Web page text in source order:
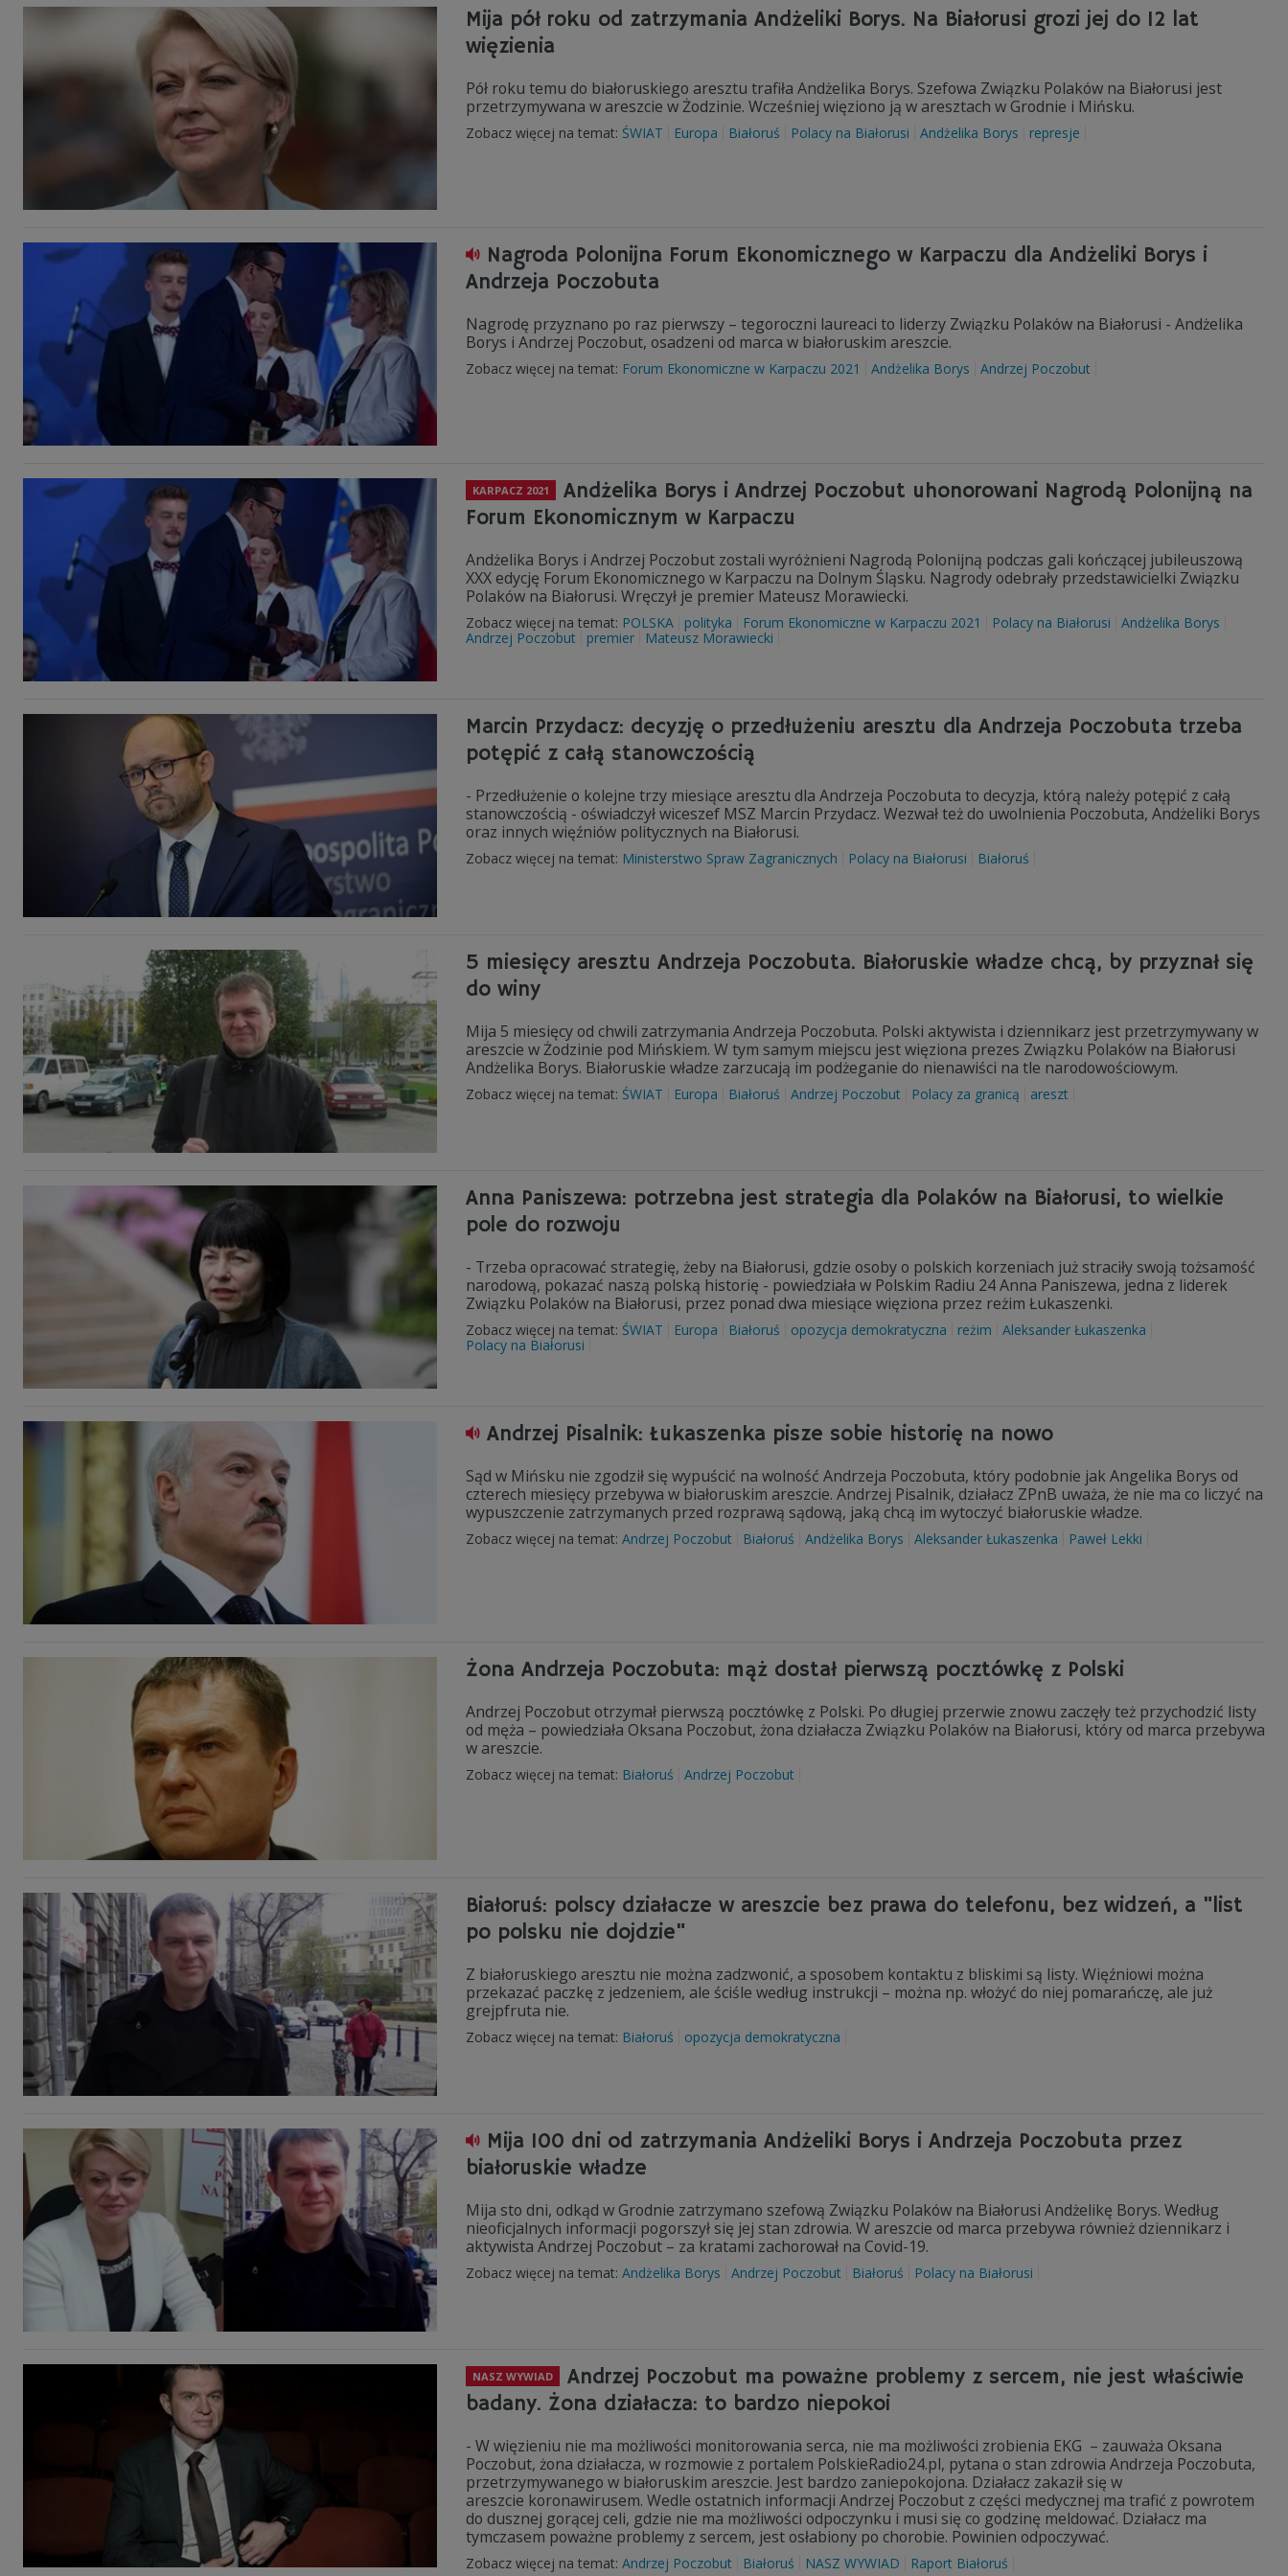
Mija pół roku od zatrzymania Andżeliki Borys. Na Białorusi grozi jej do 12 lat
więzienia
Pół roku temu do białoruskiego aresztu trafiła Andżelika Borys. Szefowa Związku Polaków na Białorusi jest
przetrzymywana w areszcie w Żodzinie. Wcześniej więziono ją w aresztach w Grodnie i Mińsku.
Zobacz więcej na temat: ŚWIAT Europa Białoruś Polacy na Białorusi Andżelika Borys represje
Nagroda Polonijna Forum Ekonomicznego w Karpaczu dla Andżeliki Borys i
Andrzeja Poczobuta
Nagrodę przyznano po raz pierwszy – tegoroczni laureaci to liderzy Związku Polaków na Białorusi - Andżelika
Borys i Andrzej Poczobut, osadzeni od marca w białoruskim areszcie.
Zobacz więcej na temat: Forum Ekonomiczne w Karpaczu 2021 Andżelika Borys Andrzej Poczobut
KARPACZ 2021
Andżelika Borys i Andrzej Poczobut uhonorowani Nagrodą Polonijną na
Forum Ekonomicznym w Karpaczu
Andżelika Borys i Andrzej Poczobut zostali wyróżnieni Nagrodą Polonijną podczas gali kończącej jubileuszową
XXX edycję Forum Ekonomicznego w Karpaczu na Dolnym Śląsku. Nagrody odebrały przedstawicielki Związku
Polaków na Białorusi. Wręczył je premier Mateusz Morawiecki.
Zobacz więcej na temat: POLSKA polityka Forum Ekonomiczne w Karpaczu 2021 Polacy na Białorusi
Andżelika Borys
Andrzej Poczobut
premier Mateusz Morawiecki
Marcin Przydacz: decyzję o przedłużeniu aresztu dla Andrzeja Poczobuta trzeba
potępić z całą stanowczością
- Przedłużenie o kolejne trzy miesiące aresztu dla Andrzeja Poczobuta to decyzja, którą należy potępić z całą
stanowczością - oświadczył wiceszef MSZ Marcin Przydacz. Wezwał też do uwolnienia Poczobuta, Andżeliki Borys
oraz innych więźniów politycznych na Białorusi.
Zobacz więcej na temat: Ministerstwo Spraw Zagranicznych Polacy na Białorusi Białoruś
5 miesięcy aresztu Andrzeja Poczobuta. Białoruskie władze chcą, by przyznał się
do winy
Mija 5 miesięcy od chwili zatrzymania Andrzeja Poczobuta. Polski aktywista i dziennikarz jest przetrzymywany w
areszcie w Żodzinie pod Mińskiem. W tym samym miejscu jest więziona prezes Związku Polaków na Białorusi
Andżelika Borys. Białoruskie władze zarzucają im podżeganie do nienawiści na tle narodowościowym.
Zobacz więcej na temat: ŚWIAT Europa Białoruś Andrzej Poczobut Polacy za granicą areszt
Anna Paniszewa: potrzebna jest strategia dla Polaków na Białorusi, to wielkie
pole do rozwoju
- Trzeba opracować strategię, żeby na Białorusi, gdzie osoby o polskich korzeniach już straciły swoją tożsamość
narodową, pokazać naszą polską historię - powiedziała w Polskim Radiu 24 Anna Paniszewa, jedna z liderek
Związku Polaków na Białorusi, przez ponad dwa miesiące więziona przez reżim Łukaszenki.
Zobacz więcej na temat: ŚWIAT Europa Białoruś opozycja demokratyczna reżim
Aleksander Łukaszenka
Polacy na Białorusi
Andrzej Pisalnik: Łukaszenka pisze sobie historię na nowo
Sąd w Mińsku nie zgodził się wypuścić na wolność Andrzeja Poczobuta, który podobnie jak Angelika Borys od
czterech miesięcy przebywa w białoruskim areszcie. Andrzej Pisalnik, działacz ZPnB uważa, że nie ma co liczyć na
wypuszczenie zatrzymanych przed rozprawą sądową, jaką chcą im wytoczyć białoruskie władze.
Zobacz więcej na temat: Andrzej Poczobut Białoruś Andżelika Borys Aleksander Łukaszenka Paweł Lekki
Żona Andrzeja Poczobuta: mąż dostał pierwszą pocztówkę z Polski
Andrzej Poczobut otrzymał pierwszą pocztówkę z Polski. Po długiej przerwie znowu zaczęły też przychodzić listy
od męża – powiedziała Oksana Poczobut, żona działacza Związku Polaków na Białorusi, który od marca przebywa
w areszcie.
Zobacz więcej na temat: Białoruś Andrzej Poczobut
Białoruś: polscy działacze w areszcie bez prawa do telefonu, bez widzeń, a "list
po polsku nie dojdzie"
Z białoruskiego aresztu nie można zadzwonić, a sposobem kontaktu z bliskimi są listy. Więźniowi można
przekazać paczkę z jedzeniem, ale ściśle według instrukcji – można np. włożyć do niej pomarańczę, ale już
grejpfruta nie.
Zobacz więcej na temat: Białoruś opozycja demokratyczna
Mija 100 dni od zatrzymania Andżeliki Borys i Andrzeja Poczobuta przez
białoruskie władze
Mija sto dni, odkąd w Grodnie zatrzymano szefową Związku Polaków na Białorusi Andżelikę Borys. Według
nieoficjalnych informacji pogorszył się jej stan zdrowia. W areszcie od marca przebywa również dziennikarz i
aktywista Andrzej Poczobut – za kratami zachorował na Covid-19.
Zobacz więcej na temat: Andżelika Borys Andrzej Poczobut Białoruś Polacy na Białorusi
NASZ WYWIAD
Andrzej Poczobut ma poważne problemy z sercem, nie jest właściwie
badany. Żona działacza: to bardzo niepokoi
- W więzieniu nie ma możliwości monitorowania serca, nie ma możliwości zrobienia EKG – zauważa Oksana
Poczobut, żona działacza, w rozmowie z portalem PolskieRadio24.pl, pytana o stan zdrowia Andrzeja Poczobuta,
przetrzymywanego w białoruskim areszcie. Jest bardzo zaniepokojona. Działacz zakaził się w
areszcie koronawirusem. Wedle ostatnich informacji Andrzej Poczobut z części medycznej ma trafić z powrotem
do dusznej gorącej celi, gdzie nie ma możliwości odpoczynku i musi się co godzinę meldować. Działacz ma
tymczasem poważne problemy z sercem, jest osłabiony po chorobie. Powinien odpoczywać.
Zobacz więcej na temat: Andrzej Poczobut Białoruś NASZ WYWIAD Raport Białoruś